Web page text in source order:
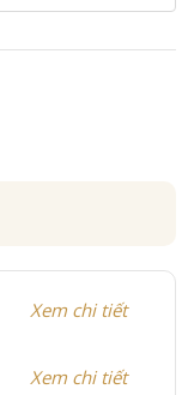
Xem chi tiết
Xem chi tiết